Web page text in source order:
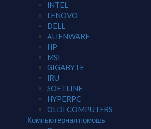
INTEL
LENOVO
DELL
ALIENWARE
HP
MSI
GIGABYTE
IRU
SOFTLINE
HYPERPC
OLDI COMPUTERS
Компьютерная помощь